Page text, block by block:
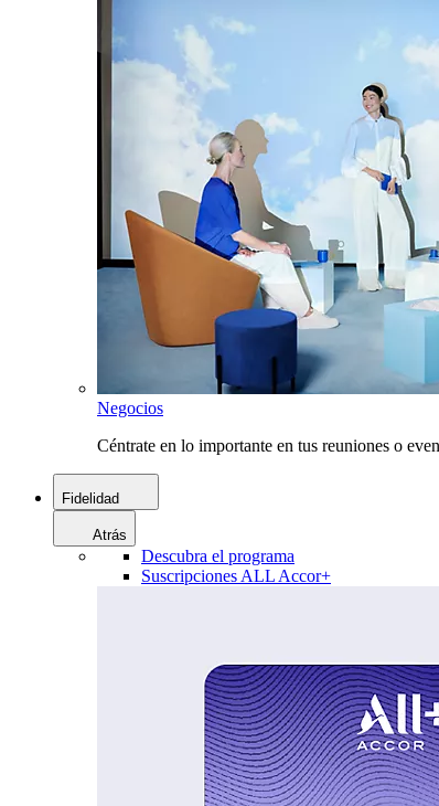
Negocios
Céntrate en lo importante en tus reuniones o
Fidelidad
Atrás
Descubra el programa
Suscripciones ALL Accor+